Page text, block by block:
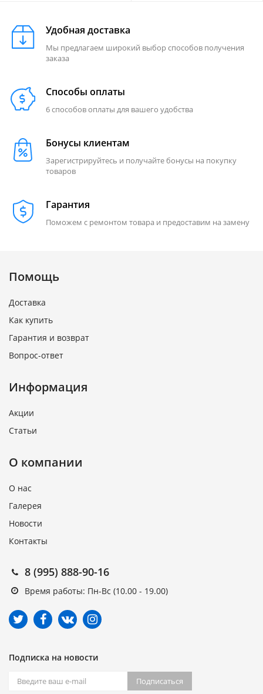
Удобная доставка
Мы предлагаем широкий выбор способов получения
заказа
Способы оплаты
6 способов оплаты для вашего удобства
Бонусы клиентам
Зарегистрируйтесь и получайте бонусы на покупку
товаров
Гарантия
Поможем с ремонтом товара и предоставим на замену
Помощь
Доставка
Как купить
Гарантия и возврат
Вопрос-ответ
Информация
Акции
Статьи
О компании
О нас
Галерея
Новости
Контакты
8 (995) 888-90-16
Время работы: Пн-Вс (10.00 - 19.00)
Подписка на новости
Подписаться